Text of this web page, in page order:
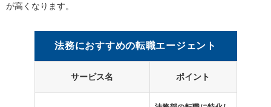
が高くなります。
法務におすすめの転職エージェント
サービス名 ポイント